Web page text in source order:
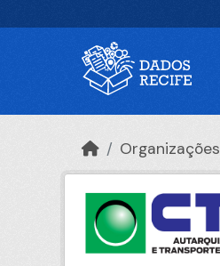
Organizações